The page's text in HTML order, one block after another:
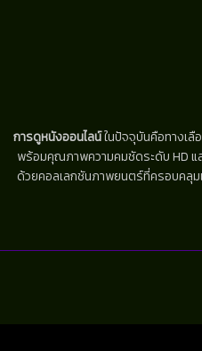
การดูหนังออนไลน์ในปัจจุบันคือทางเลื
พร้อมคุณภาพความคมชัดระดับ HD แ
ด้วยคอลเลกชันภาพยนตร์ที่ครอบคลุม